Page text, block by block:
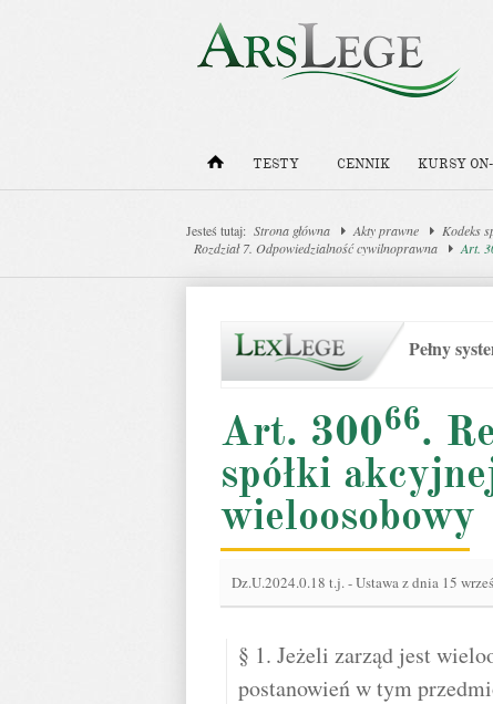
TESTY CENNIK KURSY
Jesteś tutaj: Strona główna Akty prawne Kodeks
Rozdział 7. Odpowiedzialność cywilnoprawna
Art.
Pełny
Art. 30066.
spółki
wieloosobowy
Dz.U.2024.0.18 t.j.-Ustawa z dnia 15
§ 1. Jeżeli zarząd jest
postanowień w tym